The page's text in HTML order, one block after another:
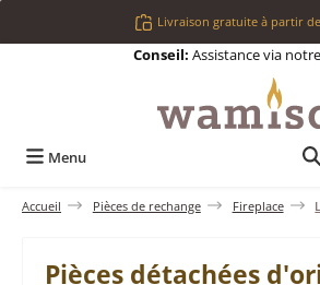
Passer au contenu principalLivraison gratuite à partir
Conseil: Assistance via notre
Menu
Accueil Pièces de rechange Fireplace
Pièces détachées